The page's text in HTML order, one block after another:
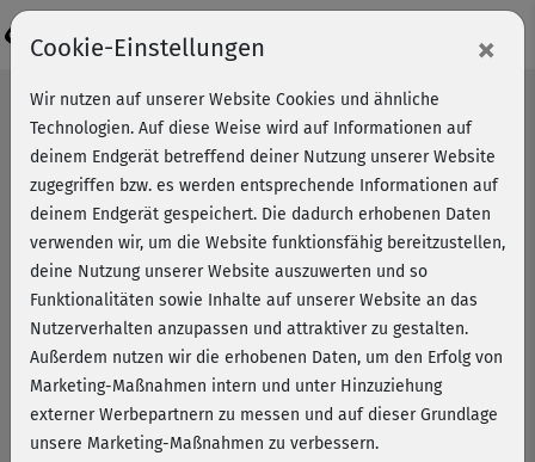
Cookie-Einstellungen ×
Wir nutzen auf unserer Website Cookies und ähnliche
Technologien. Auf diese Weise wird auf Informationen auf
deinem Endgerät betreffend deiner Nutzung unserer Website
zugegriffen bzw. es werden entsprechende Informationen auf
deinem Endgerät gespeichert. Die dadurch erhobenen Daten
verwenden wir, um die Website funktionsfähig bereitzustellen,
deine Nutzung unserer Website auszuwerten und so
Funktionalitäten sowie Inhalte auf unserer Website an das
Nutzerverhalten anzupassen und attraktiver zu gestalten.
Außerdem nutzen wir die erhobenen Daten, um den Erfolg von
Marketing-Maßnahmen intern und unter Hinzuziehung
externer Werbepartnern zu messen und auf dieser Grundlage
unsere Marketing-Maßnahmen zu verbessern.